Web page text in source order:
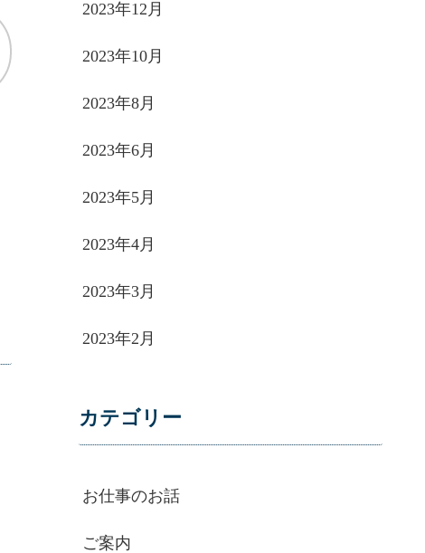
2023年12月
2023年10月
2023年8月
2023年6月
2023年5月
2023年4月
2023年3月
2023年2月
カテゴリー
お仕事のお話
ご案内